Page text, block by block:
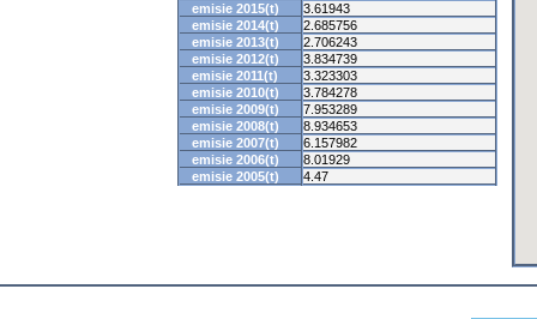
emisie 2015(t)
3.61943
emisie 2014(t)
2.685756
emisie 2013(t)
2.706243
emisie 2012(t)
3.834739
emisie 2011(t)
3.323303
emisie 2010(t)
3.784278
emisie 2009(t)
7.953289
emisie 2008(t)
8.934653
emisie 2007(t)
6.157982
emisie 2006(t)
8.01929
emisie 2005(t)
4.47